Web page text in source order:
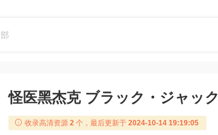
部
怪医黑杰克 ブラック・ジャック
收录高清资源 2 个，最后更新于 2024-10-14 19:19:05